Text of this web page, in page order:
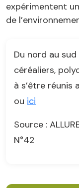
expérimentent
de
Du nord au
céréaliers,
à s’être réunis
ou ici
Source :
N°42